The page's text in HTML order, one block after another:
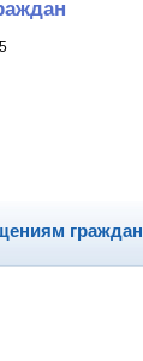
граждан